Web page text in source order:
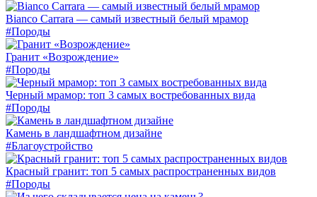
Bianco Carrara — самый известный белый мрамор
#Породы
Гранит «Возрождение»
#Породы
Черный мрамор: топ 3 самых востребованных вида
#Породы
Камень в ландшафтном дизайне
#Благоустройство
Красный гранит: топ 5 самых распространенных видов
#Породы